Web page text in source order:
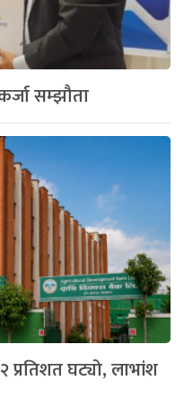
सम्झौता
घट्यो, लाभांश